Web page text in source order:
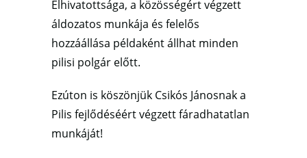
Elhivatottsága, a közösségért végzett
áldozatos munkája és felelős
hozzáállása példaként állhat minden
pilisi polgár előtt.
Ezúton is köszönjük Csikós Jánosnak a
Pilis fejlődéséért végzett fáradhatatlan
munkáját!